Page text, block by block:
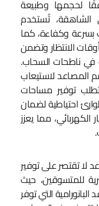
لحجمها وطبيعة
الشاهقة، تُستخدم
بسرعة وكفاءة، كما
الانتظار وتضمن
في ناطحات السحاب.
المصاعد لاستيعاب
توفير مساحات
احتياطية لضمان
الكهربائي، مما يعزز
لا تقتصر على توفير
للمتسوقين، حيث
التي توفر